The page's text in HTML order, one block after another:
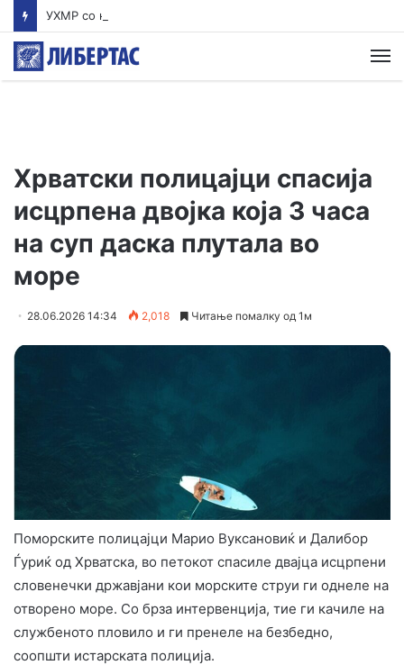
Хрватски полицајци спасија
исцрпена двојка која 3 часа
на суп даска плутала во
море
28.06.2026 14:34 2,018 Читање помалку од 1м
Поморските полицајци Марио Вуксановиќ и Далибор
Ѓуриќ од Хрватска, во петокот спасиле двајца исцрпени
словенечки државјани кои морските струи ги однеле на
отворено море. Со брза интервенција, тие ги качиле на
службеното пловило и ги пренеле на безбедно,
соопшти истарската полиција.